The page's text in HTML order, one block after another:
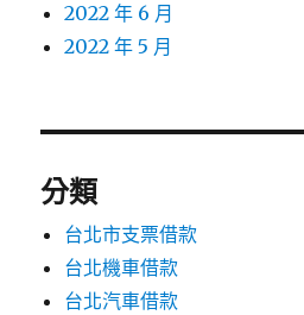
2022 年 6 月
2022 年 5 月
分類
台北市支票借款
台北機車借款
台北汽車借款